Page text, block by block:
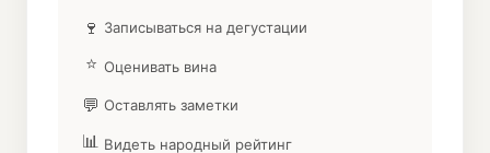
🍷 Записываться на дегустации
⭐ Оценивать вина
💬 Оставлять заметки
📊 Видеть народный рейтинг